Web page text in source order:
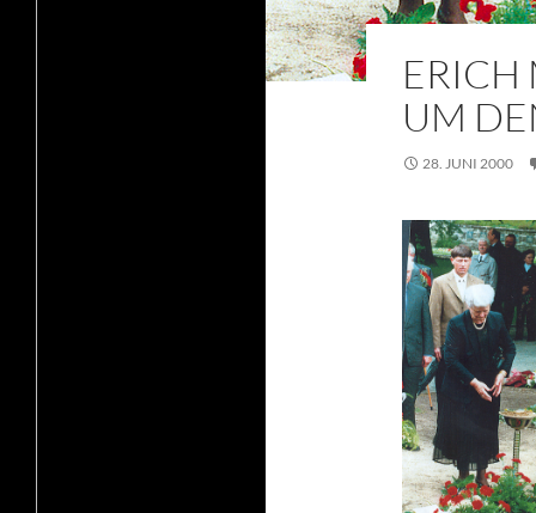
ERICH
UM
28. JUNI 2000